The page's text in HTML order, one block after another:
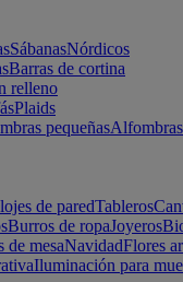
SábanasNórdicos
Barras de cortina
relleno
Plaids
pequeñas
de paredTableros
Burros de ropaJoyeros
de mesaNavidadFlores
Iluminación para